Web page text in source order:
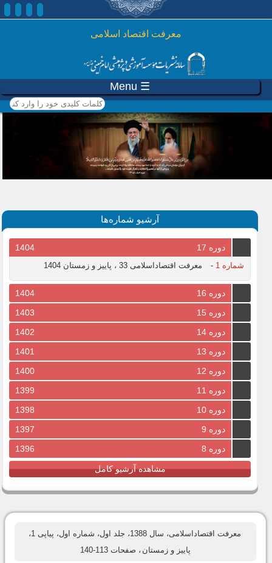
رفتن به محتوای اصلی
معرفت اقتصاد اسلامی
☰ Menu
کلمات کلیدی خود را وارد
کنید
آرشیو شماره‌ها
دوره 17 1404
شماره 1 - معرفت اقتصاداسلامی 33 ، پاییز و زمستان 1404
دوره 16
1404
دوره 15
1403
دوره 14
1402
دوره 13
1401
دوره 12
1400
دوره 11
1399
دوره 10
1398
دوره 9
1397
دوره 8
1396
مشاهده آرشیو کامل
معرفت اقتصاداسلامی، سال 1388، جلد اول، شماره اول، پیاپی 1،
پاییز و زمستان ، صفحات 113-140